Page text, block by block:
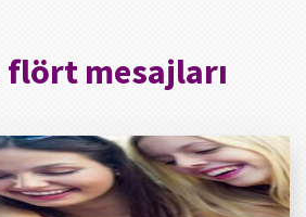
flört mesajları